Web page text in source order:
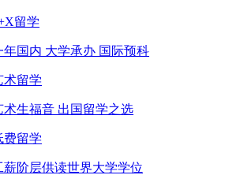
留学
年国内 大学承办 国际预科
术留学
术生福音 出国留学之选
费留学
薪阶层供读世界大学学位